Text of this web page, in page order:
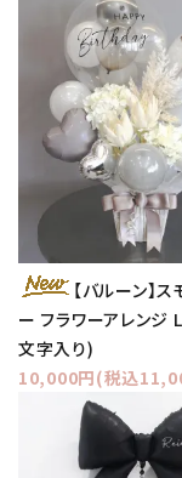
【バルーン】
ー フラワーアレンジ
文字入り)
10,000円(税込